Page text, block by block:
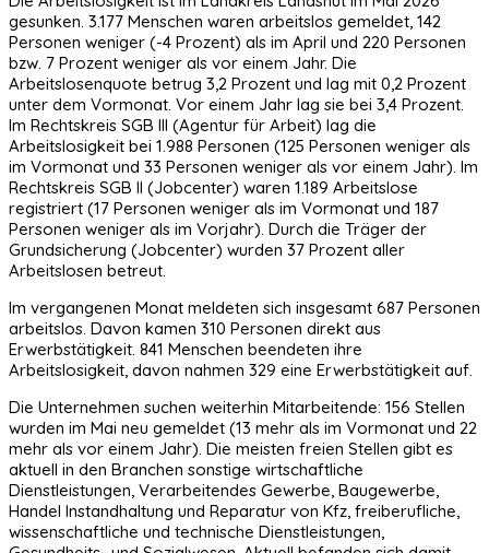
gesunken. 3.177 Menschen waren arbeitslos gemeldet, 142
Personen weniger (-4 Prozent) als im April und 220 Personen
bzw. 7 Prozent weniger als vor einem Jahr. Die
Arbeitslosenquote betrug 3,2 Prozent und lag mit 0,2 Prozent
unter dem Vormonat. Vor einem Jahr lag sie bei 3,4 Prozent.
Im Rechtskreis SGB III (Agentur für Arbeit) lag die
Arbeitslosigkeit bei 1.988 Personen (125 Personen weniger als
im Vormonat und 33 Personen weniger als vor einem Jahr). Im
Rechtskreis SGB II (Jobcenter) waren 1.189 Arbeitslose
registriert (17 Personen weniger als im Vormonat und 187
Personen weniger als im Vorjahr). Durch die Träger der
Grundsicherung (Jobcenter) wurden 37 Prozent aller
Arbeitslosen betreut.
Im vergangenen Monat meldeten sich insgesamt 687 Personen
arbeitslos. Davon kamen 310 Personen direkt aus
Erwerbstätigkeit. 841 Menschen beendeten ihre
Arbeitslosigkeit, davon nahmen 329 eine Erwerbstätigkeit auf.
Die Unternehmen suchen weiterhin Mitarbeitende: 156 Stellen
wurden im Mai neu gemeldet (13 mehr als im Vormonat und 22
mehr als vor einem Jahr). Die meisten freien Stellen gibt es
aktuell in den Branchen sonstige wirtschaftliche
Dienstleistungen, Verarbeitendes Gewerbe, Baugewerbe,
Handel Instandhaltung und Reparatur von Kfz, freiberufliche,
wissenschaftliche und technische Dienstleistungen,